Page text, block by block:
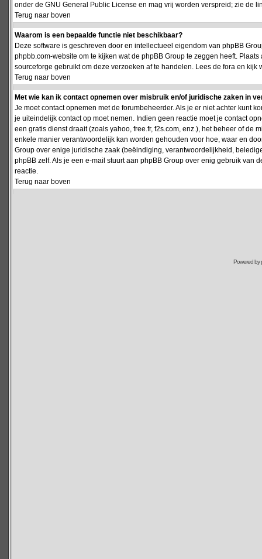
onder de GNU General Public License en mag vrij worden verspreid; zie de
Terug naar boven
Waarom is een bepaalde functie niet beschikbaar?
Deze software is geschreven door en intellectueel eigendom van phpBB
phpbb.com-website om te kijken wat de phpBB Group te zeggen heeft.
sourceforge gebruikt om deze verzoeken af te handelen. Lees de fora en
Terug naar boven
Met wie kan ik contact opnemen over misbruik en/of juridische zaken in
Je moet contact opnemen met de forumbeheerder. Als je er niet achter kunt
je uiteindelijk contact op moet nemen. Indien geen reactie moet je contact
een gratis dienst draait (zoals yahoo, free.fr, f2s.com, enz.), het beheer of
enkele manier verantwoordelijk kan worden gehouden voor hoe, waar en
Group over enige juridische zaak (beëindiging, verantwoordelijkheid,
phpBB zelf. Als je een e-mail stuurt aan phpBB Group over enig gebruik
reactie.
Terug naar boven
Powered by